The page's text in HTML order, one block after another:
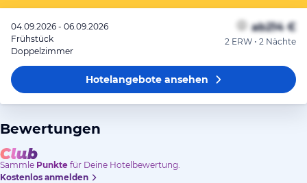
04.09.2026 - 06.09.2026
Frühstück
Doppelzimmer
ab214 €
2 ERW • 2 Nächte
Hotelangeboteansehen
Bewertungen
Sammle Punkte für Deine Hotelbewertung.
Kostenlos anmelden